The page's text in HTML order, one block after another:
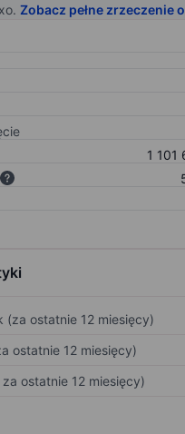
Zobacz pełne zrzeczenie
1 101
(za ostatnie 12 miesięcy)
ostatnie 12 miesięcy)
ostatnie 12 miesięcy)